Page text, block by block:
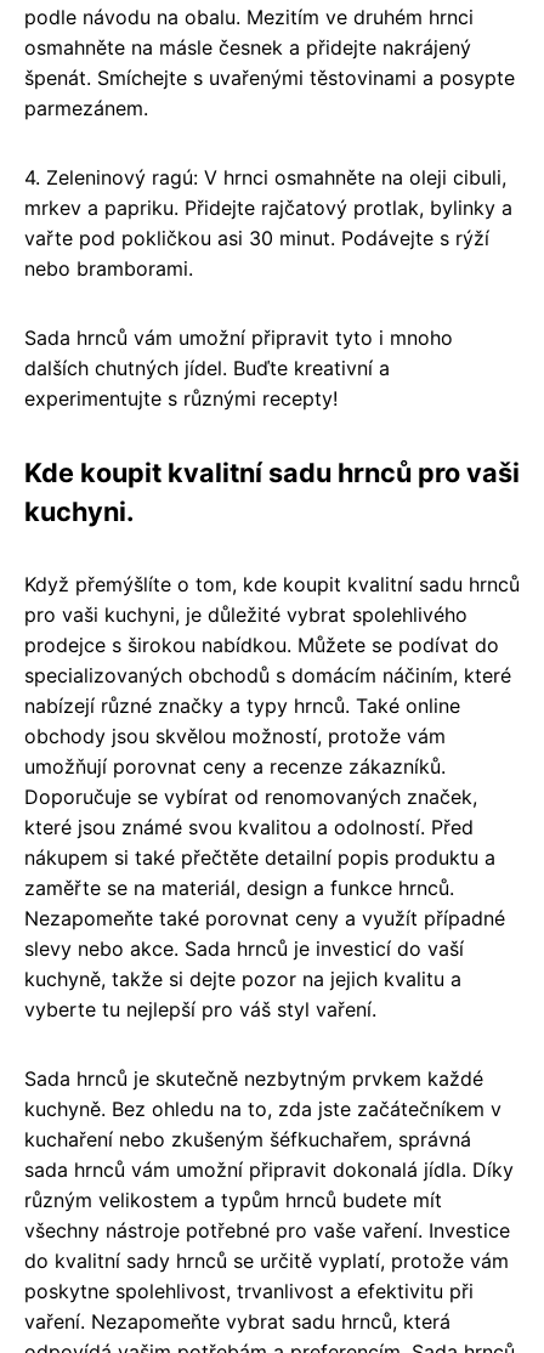
podle návodu na obalu. Mezitím ve druhém hrnci
osmahněte na másle česnek a přidejte nakrájený
špenát. Smíchejte s uvařenými těstovinami a posypte
parmezánem.
4. Zeleninový ragú: V hrnci osmahněte na oleji cibuli,
mrkev a papriku. Přidejte rajčatový protlak, bylinky a
vařte pod pokličkou asi 30 minut. Podávejte s rýží
nebo bramborami.
Sada hrnců vám umožní připravit tyto i mnoho
dalších chutných jídel. Buďte kreativní a
experimentujte s různými recepty!
Kde koupit kvalitní sadu hrnců pro vaši
kuchyni.
Když přemýšlíte o tom, kde koupit kvalitní sadu hrnců
pro vaši kuchyni, je důležité vybrat spolehlivého
prodejce s širokou nabídkou. Můžete se podívat do
specializovaných obchodů s domácím náčiním, které
nabízejí různé značky a typy hrnců. Také online
obchody jsou skvělou možností, protože vám
umožňují porovnat ceny a recenze zákazníků.
Doporučuje se vybírat od renomovaných značek,
které jsou známé svou kvalitou a odolností. Před
nákupem si také přečtěte detailní popis produktu a
zaměřte se na materiál, design a funkce hrnců.
Nezapomeňte také porovnat ceny a využít případné
slevy nebo akce. Sada hrnců je investicí do vaší
kuchyně, takže si dejte pozor na jejich kvalitu a
vyberte tu nejlepší pro váš styl vaření.
Sada hrnců je skutečně nezbytným prvkem každé
kuchyně. Bez ohledu na to, zda jste začátečníkem v
kuchaření nebo zkušeným šéfkuchařem, správná
sada hrnců vám umožní připravit dokonalá jídla. Díky
různým velikostem a typům hrnců budete mít
všechny nástroje potřebné pro vaše vaření. Investice
do kvalitní sady hrnců se určitě vyplatí, protože vám
poskytne spolehlivost, trvanlivost a efektivitu při
vaření. Nezapomeňte vybrat sadu hrnců, která